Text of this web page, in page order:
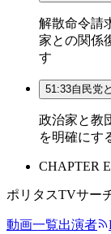
解散命令請
家との関係
す
51:33自民党
政治家と教
を明確にす
CHAPTER
ポリタスTVサー
動画一覧出演者